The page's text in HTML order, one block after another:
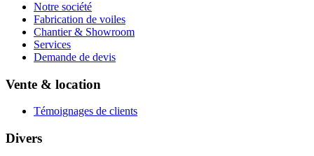
Notre société
Fabrication de voiles
Chantier & Showroom
Services
Demande de devis
Vente & location
Témoignages de clients
Divers